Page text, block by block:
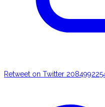
Retweet on Twitter